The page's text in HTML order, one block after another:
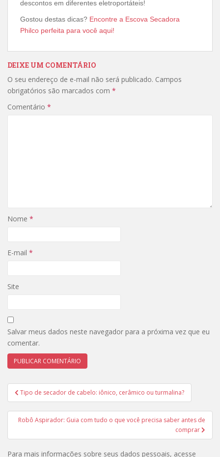
descontos em diferentes eletroportáteis!
Gostou destas dicas? Encontre a Escova Secadora
Philco perfeita para você aqui!
DEIXE UM COMENTÁRIO
O seu endereço de e-mail não será publicado. Campos
obrigatórios são marcados com *
Comentário *
Nome *
E-mail *
Site
Salvar meus dados neste navegador para a próxima vez que eu
comentar.
Navegação
de
Post
Tipo de secador de cabelo: iônico, cerâmico ou turmalina?
Robô Aspirador: Guia com tudo o que você precisa saber antes de
comprar
Para mais informações sobre seus dados pessoais, acesse